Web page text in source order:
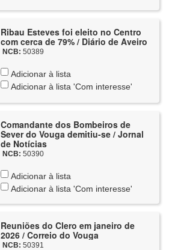
Ribau Esteves foi eleito no Centro
com cerca de 79% / Diário de Aveiro
NCB: 50389
Adicionar à lista
Adicionar à lista 'Com interesse'
Comandante dos Bombeiros de
Sever do Vouga demitiu-se / Jornal
de Notícias
NCB: 50390
Adicionar à lista
Adicionar à lista 'Com interesse'
Reuniões do Clero em janeiro de
2026 / Correio do Vouga
NCB: 50391